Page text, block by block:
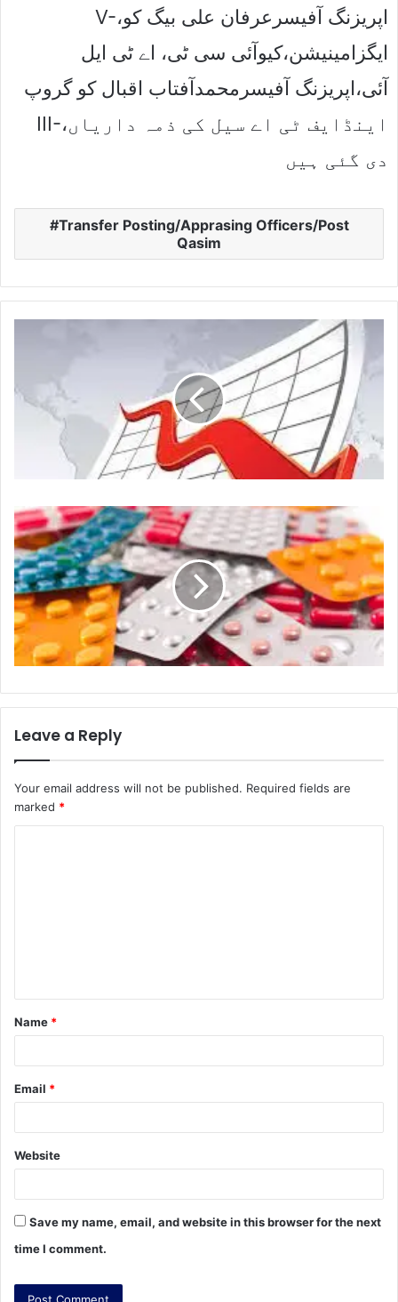
V-،اپریزنگ آفیسرعرفان علی بیگ کو
ایگزامینیشن،کیوآئی سی ٹی، اے ٹی ایل
آئی،اپریزنگ آفیسرمحمدآفتاب اقبال کو گروپ
III-،اینڈایف ٹی اے سیل کی ذمہ داریاں
دی گئی ہیں
Transfer Posting/Apprasing Officers/Post
Qasim
Leave a Reply
Your email address will not be published. Required fields are
marked *
t
*
Name *
Email *
Website
Save my name, email, and website in this browser for the next
time I comment.